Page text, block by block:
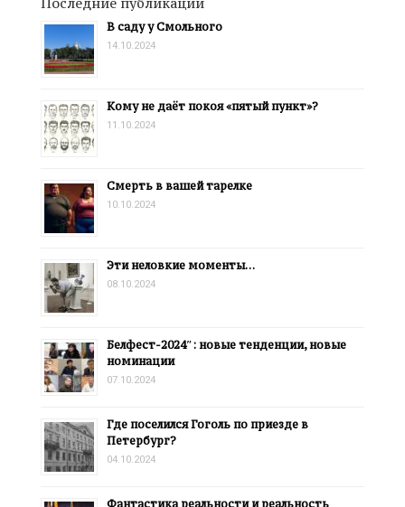
Последние публикации
В саду у Смольного
14.10.2024
Кому не даёт покоя «пятый пункт»?
11.10.2024
Смерть в вашей тарелке
10.10.2024
Эти неловкие моменты…
08.10.2024
Белфест-2024″: новые тенденции, новые
номинации
07.10.2024
Где поселился Гоголь по приезде в
Петербург?
04.10.2024
Фантастика реальности и реальность